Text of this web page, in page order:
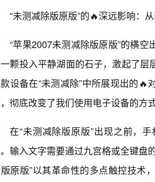
“未测减除版原版”的🔥深远影响：
“苹果2007未测减除版原版”的横
颗投入平静湖面的石子，激起了
设备在“未测减除”中所展现出的
彻底改变了我们使用电子设备的方
在“未测减除版原版”出现之前，
输入文字需要通过九宫格或全键盘
原版”以其革命性的多点触控技术